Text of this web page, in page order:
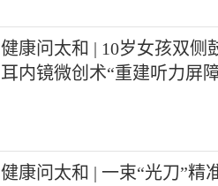
健康问太和 | 10岁女孩双侧
耳内镜微创术“重建听力屏
健康问太和 | 一束“光刀”